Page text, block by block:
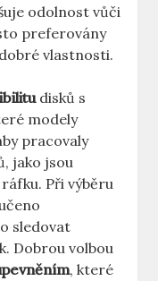
odolnost vůči
preferovány‍
vlastnosti.
disků s⁤
modely
pracovaly
jako jsou
‌Při výběru
sledovat
Dobrou ‍volbou
, ⁣které